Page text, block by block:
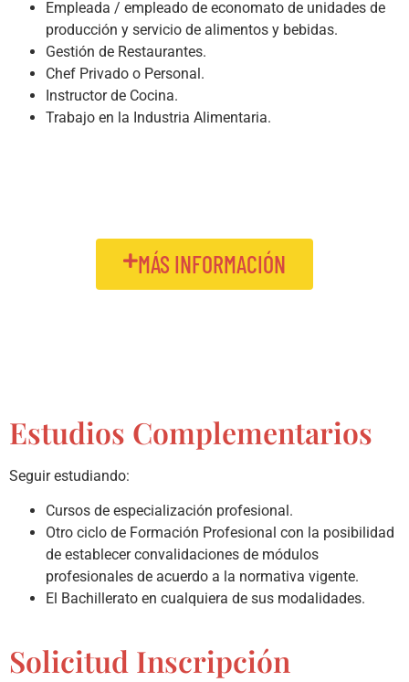
Empleada / empleado de economato de unidades de
producción y servicio de alimentos y bebidas.
Gestión de Restaurantes.
Chef Privado o Personal.
Instructor de Cocina.
Trabajo en la Industria Alimentaria.
MÁS INFORMACIÓN
Estudios Complementarios
Seguir estudiando:
Cursos de especialización profesional.
Otro ciclo de Formación Profesional con la posibilidad
de establecer convalidaciones de módulos
profesionales de acuerdo a la normativa vigente.
El Bachillerato en cualquiera de sus modalidades.
Solicitud Inscripción